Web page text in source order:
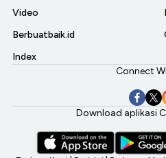
Video
Berbuatbaik.id
Index
Connect
Download aplikasi